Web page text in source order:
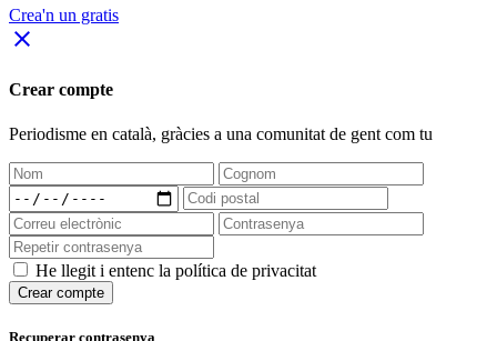
Crea'n un gratis
close
Crear compte
Periodisme en català, gràcies a una comunitat de gent com tu
He llegit i entenc la política de privacitat
Crear compte
Recuperar contrasenya